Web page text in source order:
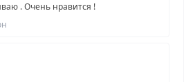
. Очень нравится !